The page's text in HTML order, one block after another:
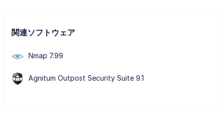
関連ソフトウェア
Nmap 7.99
Agnitum Outpost Security Suite 9.1